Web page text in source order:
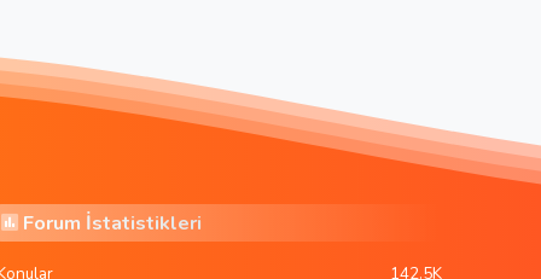
Forum İstatistikleri
142.5K